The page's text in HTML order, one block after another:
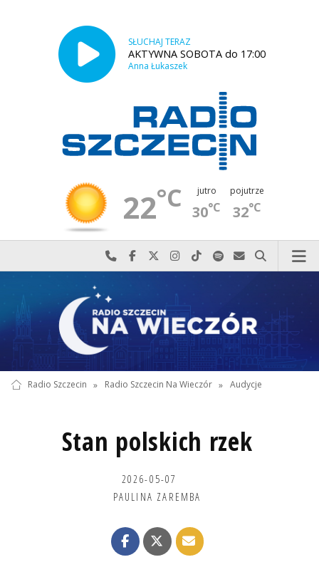
SŁUCHAJ TERAZ
AKTYWNA SOBOTA do 17:00
Anna Łukaszek
22°C jutro
30°C
pojutrze
32°C
Najlepiej po prostu do nas zadzwoń
Odwiedź nas na Facebook-u
Odwiedź nas na X
Odwiedź nas na Instagram-ie
Odwiedź nas na TikTok-u
Szukaj nas na Spotify
Wyślij do nas
Szukaj
Radio Szczecin » Radio Szczecin Na Wieczór » Audycje
Stan polskich rzek
2026-05-07
PAULINA ZAREMBA